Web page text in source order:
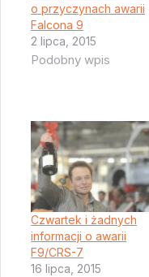
o przyczynach awarii
Falcona 9
2 lipca, 2015
Podobny wpis
Czwartek i żadnych
informacji o awarii
F9/CRS-7
16 lipca, 2015